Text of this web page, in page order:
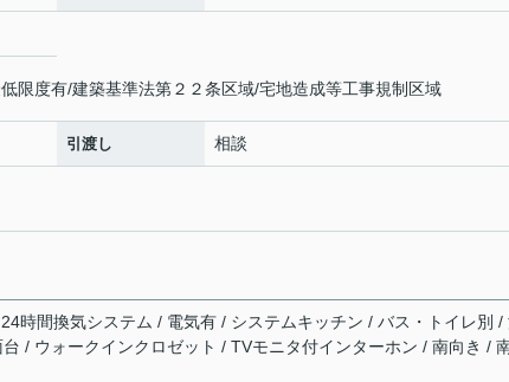
限度有/建築基準法第２２条区域/宅地造成等工事規制区域
引渡し 相談
時間換気システム / 電気有 / システムキッチン / バス・トイレ別 /
/ ウォークインクロゼット / TVモニタ付インターホン / 南向き /